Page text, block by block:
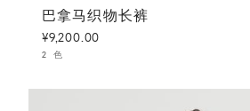
巴拿马织物长裤 海军蓝
巴拿马织物长裤
¥9,200.00
2 色